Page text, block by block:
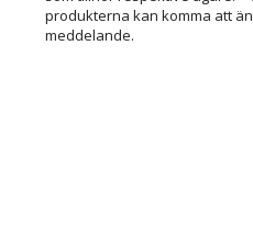
produkterna kan komma att
meddelande.